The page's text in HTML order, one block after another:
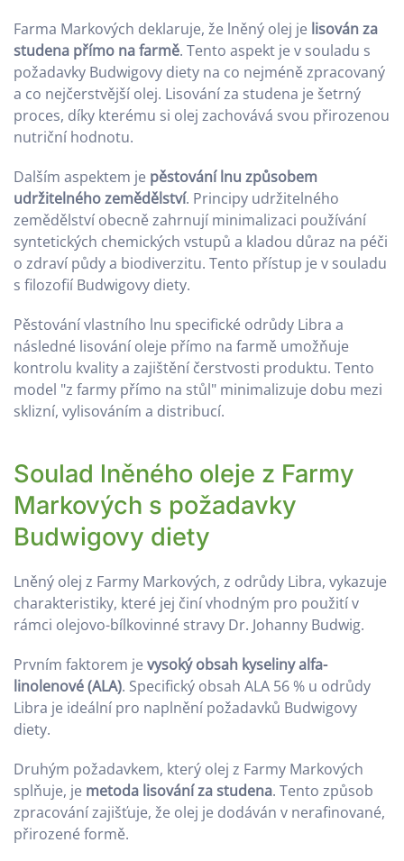
Farma Markových deklaruje, že lněný olej je lisován za
studena přímo na farmě. Tento aspekt je v souladu s
požadavky Budwigovy diety na co nejméně zpracovaný
a co nejčerstvější olej. Lisování za studena je šetrný
proces, díky kterému si olej zachovává svou přirozenou
nutriční hodnotu.
Dalším aspektem je pěstování lnu způsobem
udržitelného zemědělství. Principy udržitelného
zemědělství obecně zahrnují minimalizaci používání
syntetických chemických vstupů a kladou důraz na péči
o zdraví půdy a biodiverzitu. Tento přístup je v souladu
s filozofií Budwigovy diety.
Pěstování vlastního lnu specifické odrůdy Libra a
následné lisování oleje přímo na farmě umožňuje
kontrolu kvality a zajištění čerstvosti produktu. Tento
model "z farmy přímo na stůl" minimalizuje dobu mezi
sklizní, vylisováním a distribucí.
Soulad lněného oleje z Farmy
Markových s požadavky
Budwigovy diety
Lněný olej z Farmy Markových, z odrůdy Libra, vykazuje
charakteristiky, které jej činí vhodným pro použití v
rámci olejovo-bílkovinné stravy Dr. Johanny Budwig.
Prvním faktorem je vysoký obsah kyseliny alfa-
linolenové (ALA). Specifický obsah ALA 56 % u odrůdy
Libra je ideální pro naplnění požadavků Budwigovy
diety.
Druhým požadavkem, který olej z Farmy Markových
splňuje, je metoda lisování za studena. Tento způsob
zpracování zajišťuje, že olej je dodáván v nerafinované,
přirozené formě.